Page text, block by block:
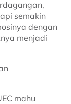
semakin
dengan
menjadi
mahu